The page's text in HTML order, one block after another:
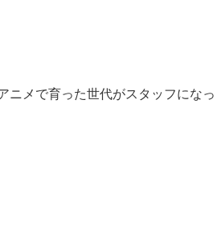
メで育った世代がスタッフになっ